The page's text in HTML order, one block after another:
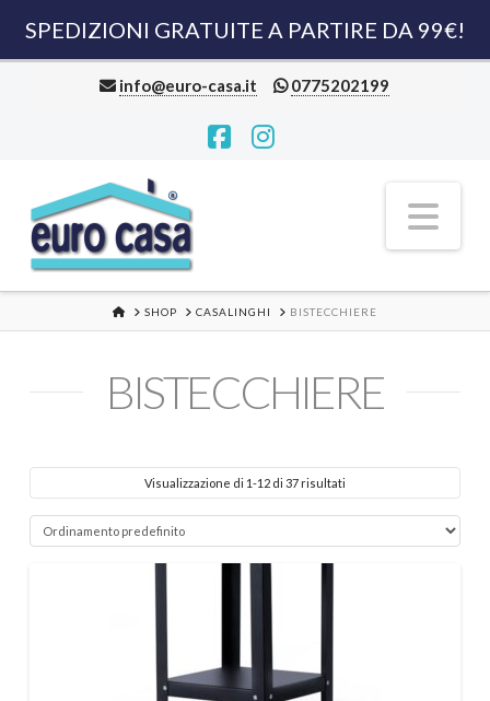
SPEDIZIONI GRATUITE A PARTIRE DA 99€!
info@euro-casa.it 0775202199
HOME
SHOP CASALINGHI BISTECCHIERE
BISTECCHIERE
Visualizzazione di 1-12 di 37 risultati